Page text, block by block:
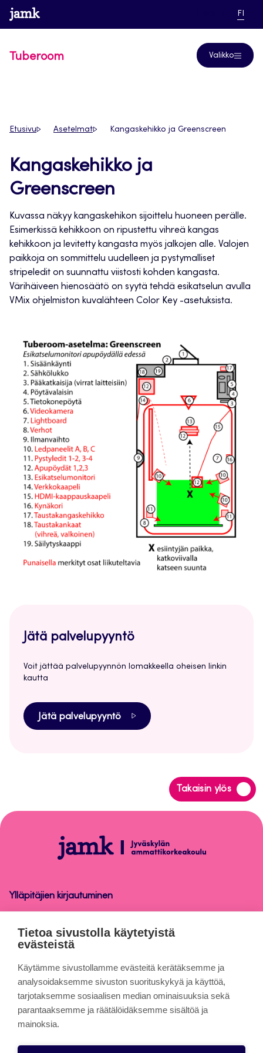
Siirry
suoraan
www.jamk.fi linkkiFI
Tuberoom Valikko
Etusivu Asetelmat Kangaskehikko ja Greenscreen
Kangaskehikko ja
Greenscreen
Kuvassa näkyy kangaskehikon sijoittelu huoneen perälle.
Esimerkissä kehikkoon on ripustettu vihreä kangas
kehikkoon ja levitetty kangasta myös jalkojen alle. Valojen
paikkoja on sommittelu uudelleen ja pystymalliset
stripeledit on suunnattu viistosti kohden kangasta.
Värihäiveen hienosäätö on syytä tehdä esikatselun avulla
VMix ohjelmiston kuvalähteen Color Key -asetuksista.
Jätä palvelupyyntö
Voit jättää palvelupyynnön lomakkeella oheisen linkin
kautta
Jätä palvelupyyntö
Takaisin ylös
Siirry
takaisin
Tuberoom
Ylläpitäjien kirjautuminen
Tuberoom
Tietoa sivuista
Evästeet
Saavutettavuusseloste
Tietosuojaseloste
Tietoa sivustolla käytetyistä
evästeistä
Käytämme sivustollamme evästeitä kerätäksemme ja
analysoidaksemme sivuston suorituskykyä ja käyttöä,
tarjotaksemme sosiaalisen median ominaisuuksia sekä
parantaaksemme ja räätälöidäksemme sisältöä ja
mainoksia.